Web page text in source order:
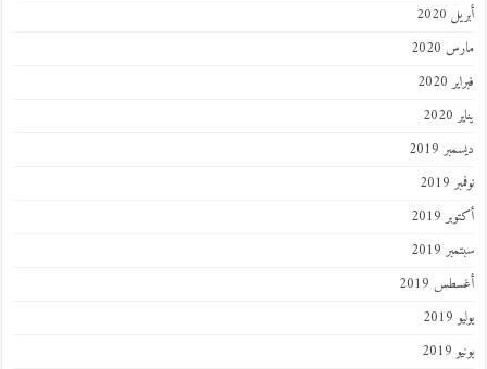
أبريل 2020
مارس 2020
فبراير 2020
يناير 2020
ديسمبر 2019
نوفمبر 2019
أكتوبر 2019
سبتمبر 2019
أغسطس 2019
يوليو 2019
يونيو 2019